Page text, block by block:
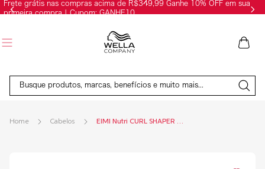
Frete grátis nas compras acima de R$349,99 Ganhe 10% OFF em sua
primeira compra | Cupom: GANHE10
Busque produtos, marcas, benefícios e muito mais...
Cabelos EIMI Nutri CURL SHAPER 150ml ESPTGRPL